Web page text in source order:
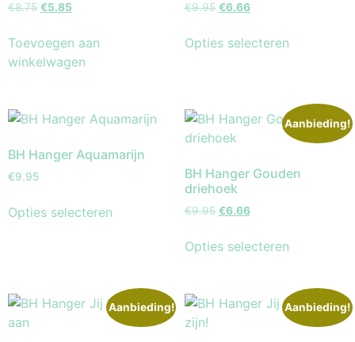
€8.75 €5.85
Toevoegen aan
winkelwagen
€9.95 €6.66
Opties selecteren
BH Hanger Aquamarijn
€9.95
Opties selecteren
Aanbieding!
BH Hanger Gouden
driehoek
€9.95 €6.66
Opties selecteren
Aanbieding! Aanbieding!